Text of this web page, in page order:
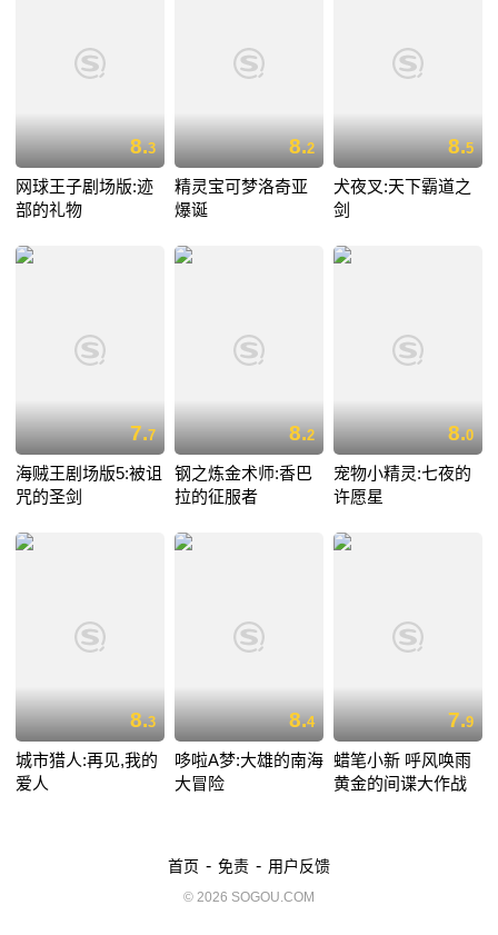
8.3
网球王子剧场版:迹
部的礼物
8.2
精灵宝可梦洛奇亚
爆诞
8.5
犬夜叉:天下霸道之
剑
7.7
海贼王剧场版5:被诅
咒的圣剑
8.2
钢之炼金术师:香巴
拉的征服者
8.0
宠物小精灵:七夜的
许愿星
8.3
城市猎人:再见,我的
爱人
8.4
哆啦A梦:大雄的南海
大冒险
7.9
蜡笔小新 呼风唤雨
黄金的间谍大作战
首页 - 免责 - 用户反馈
© 2026 SOGOU.COM